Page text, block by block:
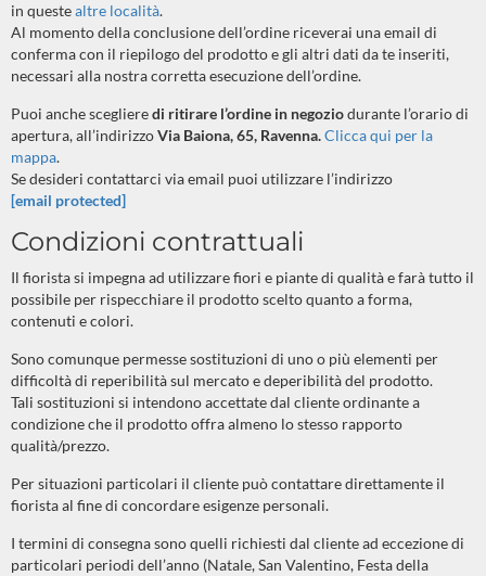
in questealtre località.
Al momento della conclusione dell’ordine riceverai una email di
conferma con il riepilogo del prodotto e gli altri dati da te inseriti,
necessari alla nostra corretta esecuzione dell’ordine.
Puoi anche sceglieredi ritirare l’ordine in negoziodurante l’orario di
apertura, all’indirizzoVia Baiona, 65, Ravenna.Clicca qui per la
mappa.
Se desideri contattarci via email puoi utilizzare l’indirizzo
[email protected]
Condizioni contrattuali
Il fiorista si impegna ad utilizzare fiori e piante di qualità e farà tutto il
possibile per rispecchiare il prodotto scelto quanto a forma,
contenuti e colori.
Sono comunque permesse sostituzioni di uno o più elementi per
difficoltà di reperibilità sul mercato e deperibilità del prodotto.
Tali sostituzioni si intendono accettate dal cliente ordinante a
condizione che il prodotto offra almeno lo stesso rapporto
qualità/prezzo.
Per situazioni particolari il cliente può contattare direttamente il
fiorista al fine di concordare esigenze personali.
I termini di consegna sono quelli richiesti dal cliente ad eccezione di
particolari periodi dell’anno (Natale, San Valentino, Festa della